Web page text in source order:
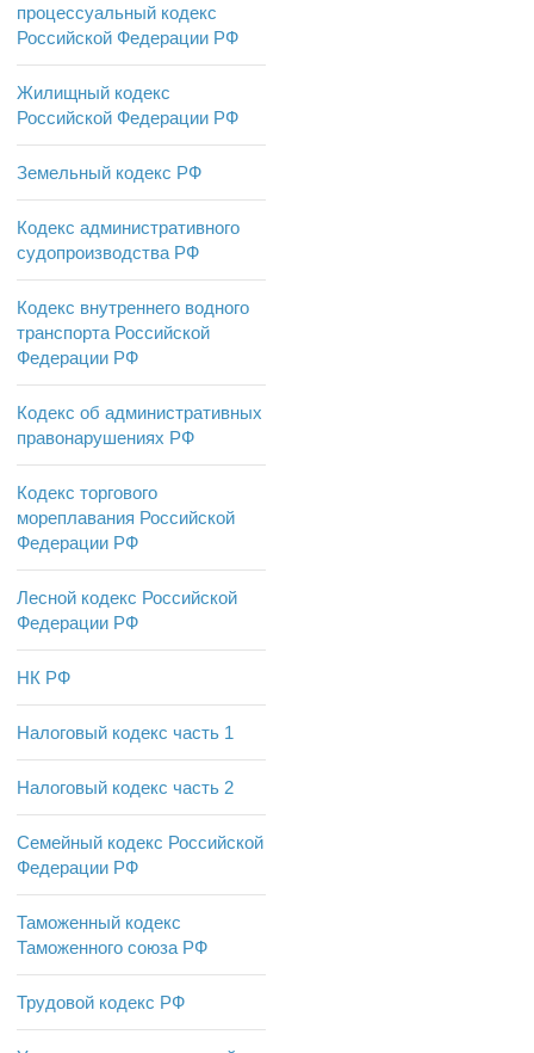
процессуальный кодекс
Российской Федерации РФ
Жилищный кодекс
Российской Федерации РФ
Земельный кодекс РФ
Кодекс административного
судопроизводства РФ
Кодекс внутреннего водного
транспорта Российской
Федерации РФ
Кодекс об административных
правонарушениях РФ
Кодекс торгового
мореплавания Российской
Федерации РФ
Лесной кодекс Российской
Федерации РФ
НК РФ
Налоговый кодекс часть 1
Налоговый кодекс часть 2
Семейный кодекс Российской
Федерации РФ
Таможенный кодекс
Таможенного союза РФ
Трудовой кодекс РФ